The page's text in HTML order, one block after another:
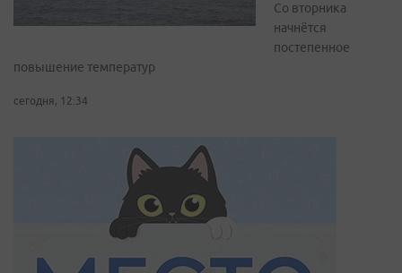
Со вторника
начнётся
постепенное
повышение температур
сегодня, 12:34